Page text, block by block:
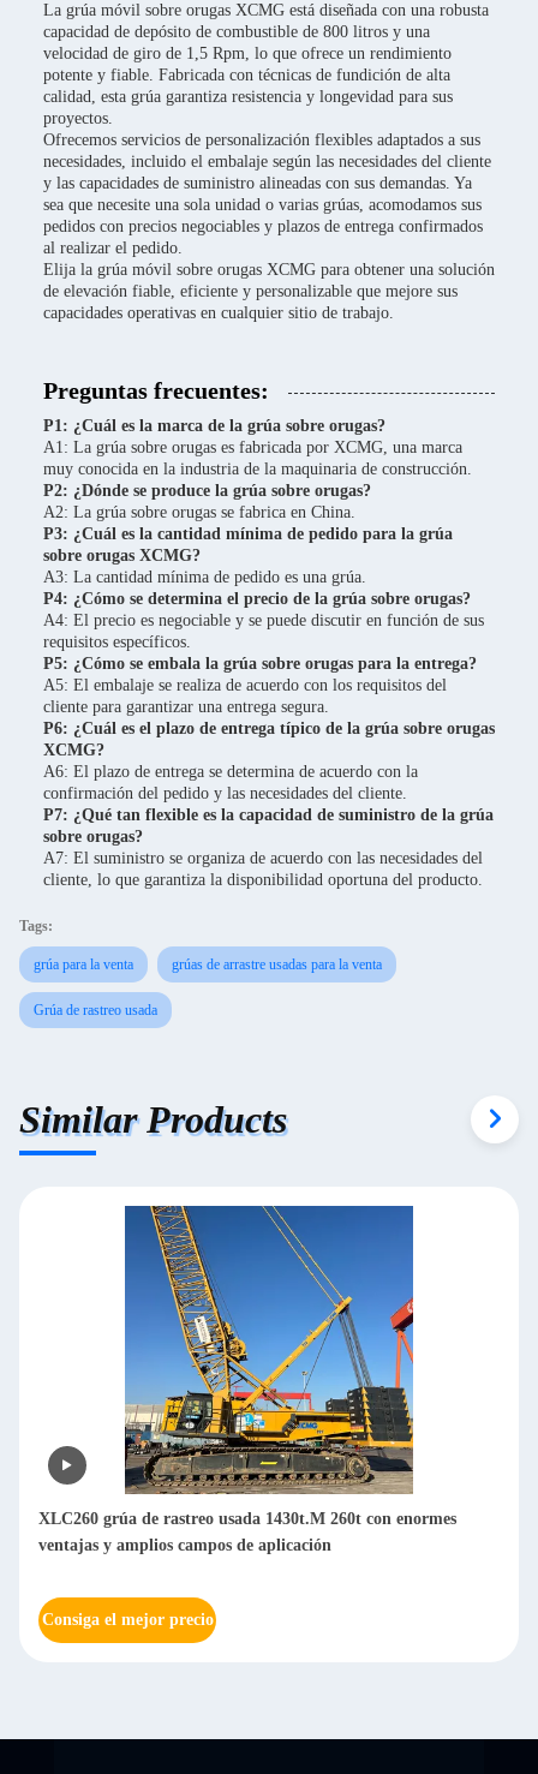
La grúa móvil sobre orugas XCMG está diseñada con una robusta
capacidad de depósito de combustible de 800 litros y una
velocidad de giro de 1,5 Rpm, lo que ofrece un rendimiento
potente y fiable. Fabricada con técnicas de fundición de alta
calidad, esta grúa garantiza resistencia y longevidad para sus
proyectos.
Ofrecemos servicios de personalización flexibles adaptados a sus
necesidades, incluido el embalaje según las necesidades del cliente
y las capacidades de suministro alineadas con sus demandas. Ya
sea que necesite una sola unidad o varias grúas, acomodamos sus
pedidos con precios negociables y plazos de entrega confirmados
al realizar el pedido.
Elija la grúa móvil sobre orugas XCMG para obtener una solución
de elevación fiable, eficiente y personalizable que mejore sus
capacidades operativas en cualquier sitio de trabajo.
Preguntas frecuentes:
P1: ¿Cuál es la marca de la grúa sobre orugas?
A1: La grúa sobre orugas es fabricada por XCMG, una marca
muy conocida en la industria de la maquinaria de construcción.
P2: ¿Dónde se produce la grúa sobre orugas?
A2: La grúa sobre orugas se fabrica en China.
P3: ¿Cuál es la cantidad mínima de pedido para la grúa
sobre orugas XCMG?
A3: La cantidad mínima de pedido es una grúa.
P4: ¿Cómo se determina el precio de la grúa sobre orugas?
A4: El precio es negociable y se puede discutir en función de sus
requisitos específicos.
P5: ¿Cómo se embala la grúa sobre orugas para la entrega?
A5: El embalaje se realiza de acuerdo con los requisitos del
cliente para garantizar una entrega segura.
P6: ¿Cuál es el plazo de entrega típico de la grúa sobre orugas
XCMG?
A6: El plazo de entrega se determina de acuerdo con la
confirmación del pedido y las necesidades del cliente.
P7: ¿Qué tan flexible es la capacidad de suministro de la grúa
sobre orugas?
A7: El suministro se organiza de acuerdo con las necesidades del
cliente, lo que garantiza la disponibilidad oportuna del producto.
Tags:
grúa para la venta grúas de arrastre usadas para la venta
Grúa de rastreo usada
Similar Products
XLC260 grúa de rastreo usada 1430t.M 260t con enormes
ventajas y amplios campos de aplicación
Consiga el mejor precio